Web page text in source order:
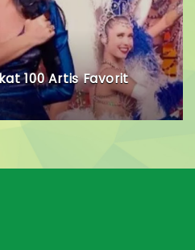
100 Artis Favorit